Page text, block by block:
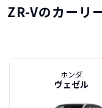
ZR-Vのカーリ
ホンダ
ヴェゼル